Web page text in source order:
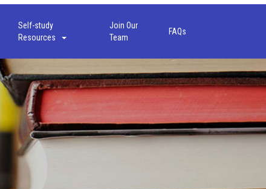
Self-study
Resources
Join Our
Team
FAQs